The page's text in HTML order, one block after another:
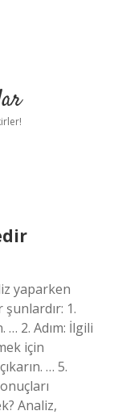
yaparken
şunlardır: 1.
… 2. Adım: İlgili
için
… 5.
Analiz,